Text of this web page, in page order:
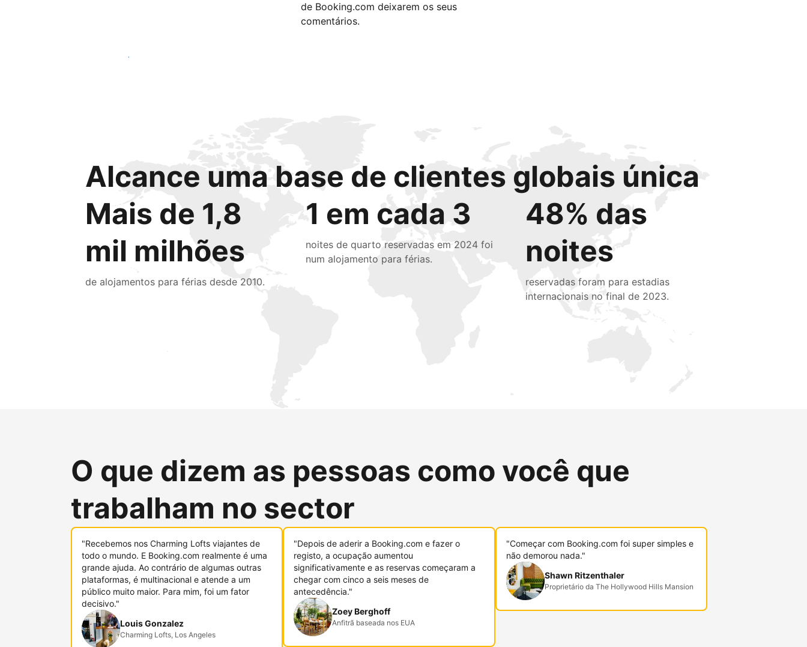
de Booking.com deixarem os seus
comentários.
Comece hoje mesmo
Alcance uma base de clientes globais única
Mais de 1,8
mil milhões
de alojamentos para férias desde 2010.
1 em cada 3
noites de quarto reservadas em 2024 foi
num alojamento para férias.
48% das
noites
reservadas foram para estadias
internacionais no final de 2023.
Chegue hoje mesmo a novas pessoas
O que dizem as pessoas como você que
trabalham no sector
"Recebemos nos Charming Lofts viajantes de
todo o mundo. E Booking.com realmente é uma
grande ajuda. Ao contrário de algumas outras
plataformas, é multinacional e atende a um
público muito maior. Para mim, foi um fator
decisivo."
Louis Gonzalez
Charming Lofts, Los Angeles
"Depois de aderir a Booking.com e fazer o
registo, a ocupação aumentou
significativamente e as reservas começaram a
chegar com cinco a seis meses de
antecedência."
Zoey Berghoff
Anfitrã baseada nos EUA
"Começar com Booking.com foi super simples e
não demorou nada."
Shawn Ritzenthaler
Proprietário da The Hollywood Hills Mansion